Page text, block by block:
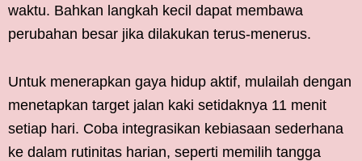
waktu. Bahkan langkah kecil dapat membawa
perubahan besar jika dilakukan terus-menerus.
Untuk menerapkan gaya hidup aktif, mulailah dengan
menetapkan target jalan kaki setidaknya 11 menit
setiap hari. Coba integrasikan kebiasaan sederhana
ke dalam rutinitas harian, seperti memilih tangga